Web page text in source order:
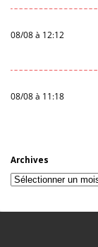
08/08 à 12:12
08/08 à 11:18
Archives
Archives